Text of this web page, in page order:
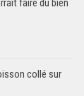
faire du bien
collé sur